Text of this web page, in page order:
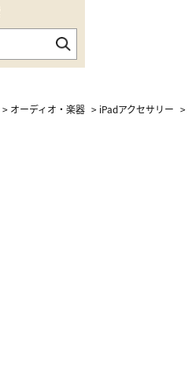
> オーディオ・楽器 > iPadアクセサリー >